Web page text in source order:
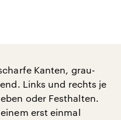
Kanten, grau-
Links und rechts je
oder Festhalten.
erst einmal